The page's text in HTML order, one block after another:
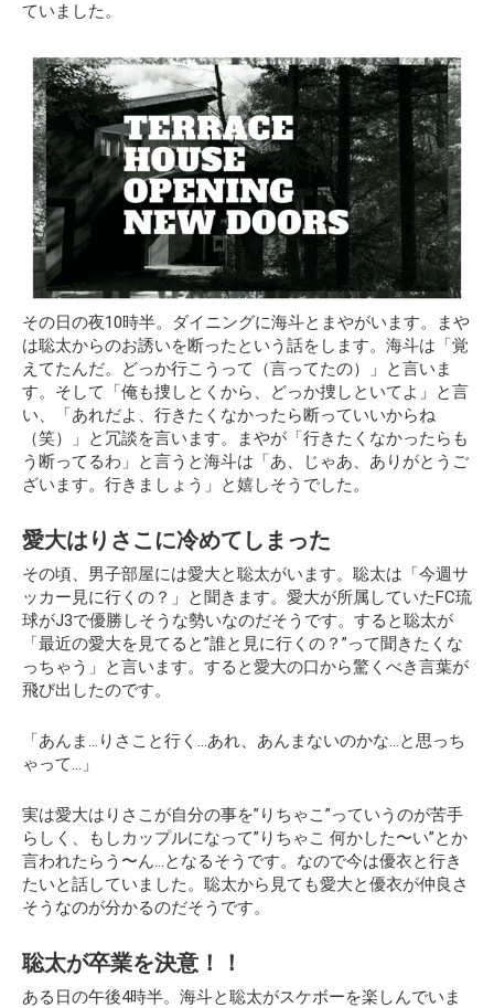
ていました。
その日の夜10時半。ダイニングに海斗とまやがいます。まや
は聡太からのお誘いを断ったという話をします。海斗は「覚
えてたんだ。どっか行こうって（言ってたの）」と言いま
す。そして「俺も捜しとくから、どっか捜しといてよ」と言
い、
「あれだよ、行きたくなかったら断っていいからね
（笑）」
と冗談を言います。まやが「行きたくなかったらも
う断ってるわ」と言うと海斗は「あ、じゃあ、ありがとうご
ざいます。行きましょう」と嬉しそうでした。
愛大はりさこに冷めてしまった
その頃、男子部屋には愛大と聡太がいます。聡太は「今週サ
ッカー見に行くの？」と聞きます。愛大が所属していたFC琉
球がJ3で優勝しそうな勢いなのだそうです。すると聡太が
「最近の愛大を見てると”誰と見に行くの？”って聞きたくな
っちゃう」と言います。すると愛大の口から驚くべき言葉が
飛び出したのです。
「あんま…りさこと行く…あれ、あんまないのかな…と思っち
ゃって…」
実は愛大はりさこが自分の事を”りちゃこ”っていうのが苦手
らしく、もしカップルになって”りちゃこ 何かした〜い”とか
言われたらう〜ん…となるそうです。なので今は優衣と行き
たいと話していました。聡太から見ても愛大と優衣が仲良さ
そうなのが分かるのだそうです。
聡太が卒業を決意！！
ある日の午後4時半。海斗と聡太がスケボーを楽しんでいま